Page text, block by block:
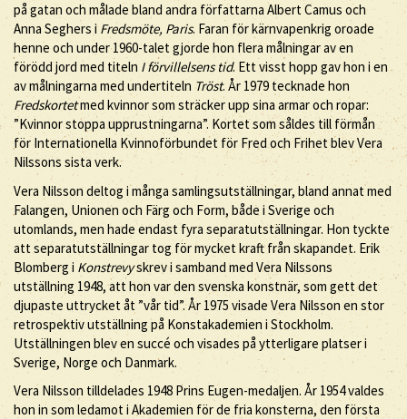
på gatan och målade bland andra författarna Albert Camus och
Anna Seghers i Fredsmöte, Paris. Faran för kärnvapenkrig oroade
henne och under 1960-talet gjorde hon flera målningar av en
förödd jord med titeln I förvillelsens tid. Ett visst hopp gav hon i en
av målningarna med undertiteln Tröst. År 1979 tecknade hon
Fredskortetmed kvinnor som sträcker upp sina armar och ropar:
”Kvinnor stoppa upprustningarna”. Kortet som såldes till förmån
för Internationella Kvinnoförbundet för Fred och Frihet blev Vera
Nilssons sista verk.
Vera Nilsson deltog i många samlingsutställningar, bland annat med
Falangen, Unionen och Färg och Form, både i Sverige och
utomlands, men hade endast fyra separatutställningar. Hon tyckte
att separatutställningar tog för mycket kraft från skapandet. Erik
Blomberg i Konstrevyskrev i samband med Vera Nilssons
utställning 1948, att hon var den svenska konstnär, som gett det
djupaste uttrycket åt ”vår tid”. År 1975 visade Vera Nilsson en stor
retrospektiv utställning på Konstakademien i Stockholm.
Utställningen blev en succé och visades på ytterligare platser i
Sverige, Norge och Danmark.
Vera Nilsson tilldelades 1948 Prins Eugen-medaljen. År 1954 valdes
hon in som ledamot i Akademien för de fria konsterna, den första